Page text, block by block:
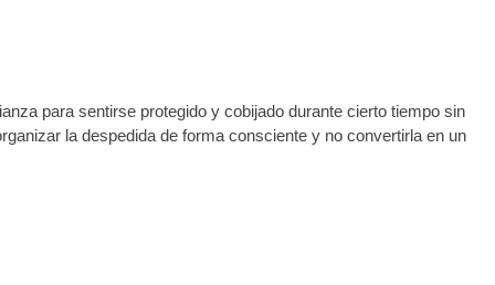
para sentirse protegido y cobijado durante cierto tiempo sin
la despedida de forma consciente y no convertirla en un